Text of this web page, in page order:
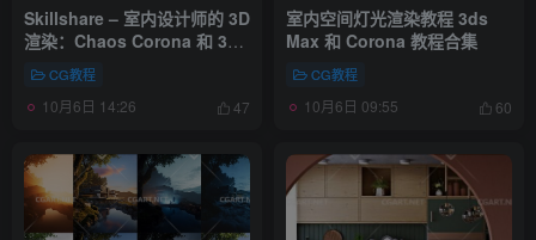
Skillshare – 室内设计师的 3D
渲染：Chaos Corona 和 3ds
Max 实现迷人的可视化效果
CG教程
10月6日 14:26 47
室内空间灯光渲染教程 3ds
Max 和 Corona 教程合集
CG教程
10月6日 09:55 60